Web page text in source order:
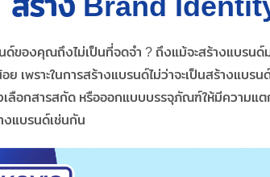
ด์ของคุณถึงไม่เป็นที่จดจำ ? ถึงแม้จะสร้างแบรน
ย เพราะในการสร้างแบรนด์ไม่ว่าจะเป็นสร้างแบ
เลือกสารสกัด หรือออกแบบบรรจุภัณฑ์ให้มีความ
งแบรนด์เช่นกัน